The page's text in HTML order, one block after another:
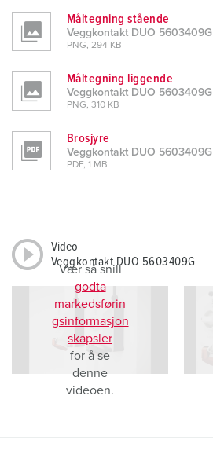
Måltegning stående
Veggkontakt DUO 5603409G
PNG, 294 KB
Måltegning liggende
Veggkontakt DUO 5603409G
PNG, 310 KB
Brosjyre
Veggkontakt DUO 5603409G
PDF, 1 MB
Video
Veggkontakt DUO 5603409G
Vær så snill
godta
markedsførin
gsinformasjon
skapsler
for å se
denne
videoen.